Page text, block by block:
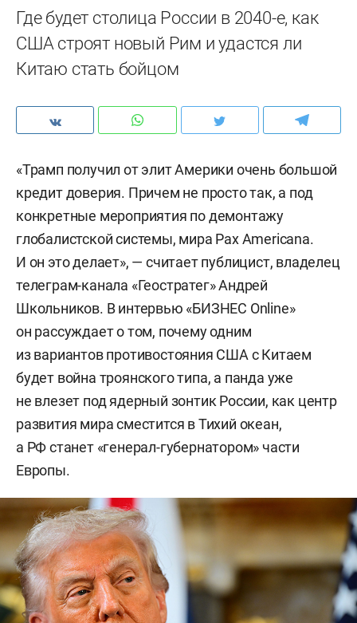
Где будет столица России в 2040-е, как
США строят новый Рим и удастся ли
Китаю стать бойцом
«Трамп получил от элит Америки очень большой
кредит доверия. Причем не просто так, а под
конкретные мероприятия по демонтажу
глобалистской системы, мира Pax Americana.
И он это делает», — считает публицист, владелец
телеграм-канала «Геостратег» Андрей
Школьников. В интервью «БИЗНЕС Online»
он рассуждает о том, почему одним
из вариантов противостояния США с Китаем
будет война троянского типа, а панда уже
не влезет под ядерный зонтик России, как центр
развития мира сместится в Тихий океан,
а РФ станет «генерал-губернатором» части
Европы.